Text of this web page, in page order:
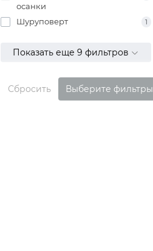
осанки
Шуруповерт 1
Показать еще 9 фильтров
Сбросить Выберите фильтры